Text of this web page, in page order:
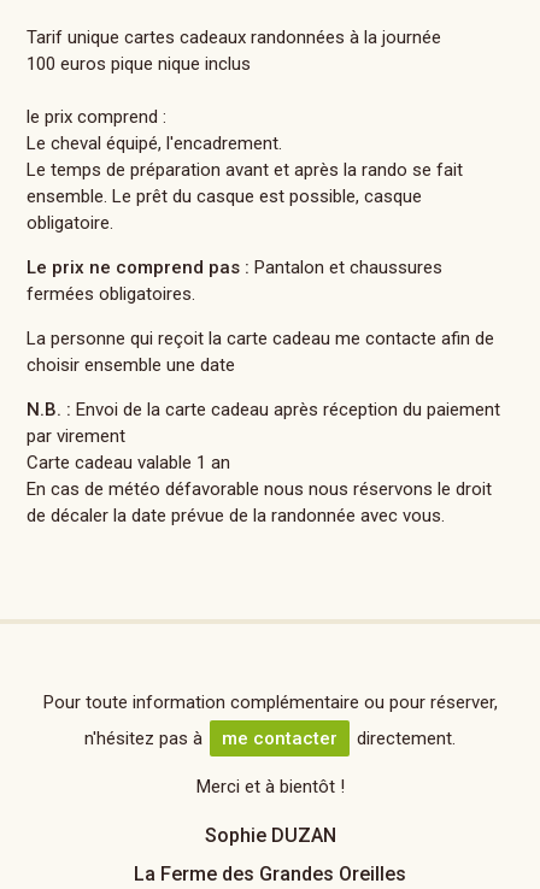
Tarif unique cartes cadeaux randonnées à la journée
100 euros pique nique inclus
le prix comprend :
Le cheval équipé, l'encadrement.
Le temps de préparation avant et après la rando se fait
ensemble. Le prêt du casque est possible, casque
obligatoire.
Le prix ne comprend pas : Pantalon et chaussures
fermées obligatoires.
La personne qui reçoit la carte cadeau me contacte afin de
choisir ensemble une date
N.B. : Envoi de la carte cadeau après réception du paiement
par virement
Carte cadeau valable 1 an
En cas de météo défavorable nous nous réservons le droit
de décaler la date prévue de la randonnée avec vous.
Pour toute information complémentaire ou pour réserver,
n'hésitez pas à
me contacter directement.
Merci et à bientôt !
Sophie DUZAN
La Ferme des Grandes Oreilles